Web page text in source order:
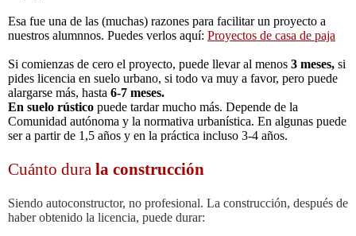
Esa fue una de las (muchas) razones para facilitar un proyecto a
nuestros alumnnos. Puedes verlos aquí: Proyectos de casa de paja
Si comienzas de cero el proyecto, puede llevar al menos 3 meses, si
pides licencia en suelo urbano, si todo va muy a favor, pero puede
alargarse más, hasta 6-7 meses.
En suelo rústico puede tardar mucho más. Depende de la
Comunidad autónoma y la normativa urbanística. En algunas puede
ser a partir de 1,5 años y en la práctica incluso 3-4 años.
Cuánto dura la construcción
Siendo autoconstructor, no profesional. La construcción, después de
haber obtenido la licencia, puede durar: